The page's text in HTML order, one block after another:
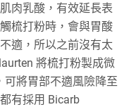
肉乳酸，有效延長表
梳打粉時，會與胃酸
適，所以之前沒有太
將梳打粉製成微
可將胃部不適風險降至
有採用 Bicarb